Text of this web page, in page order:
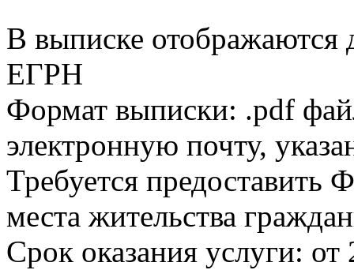
В выписке
ЕГРН
Формат выписки: .pdf
электронную почту,
Требуется
места жительства
Срок оказания услуги: от